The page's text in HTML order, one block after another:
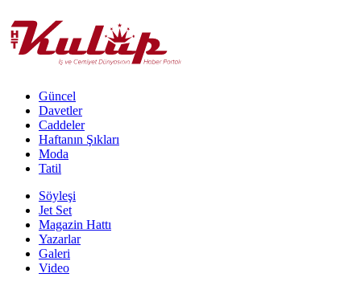
Güncel
Davetler
Caddeler
Haftanın Şıkları
Moda
Tatil
Söyleşi
Jet Set
Magazin Hattı
Yazarlar
Galeri
Video